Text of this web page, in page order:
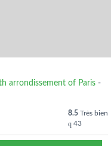
arrondissement of Paris -
8.5 Très bien
43